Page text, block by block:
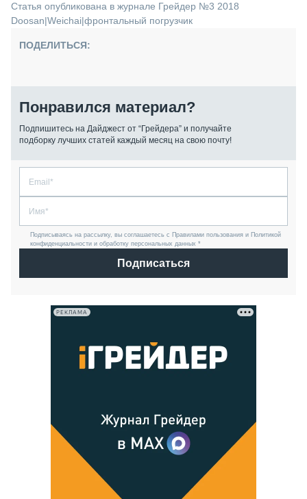
Статья опубликована в журнале Грейдер №3 2018
Doosan|Weichai|фронтальный погрузчик
ПОДЕЛИТЬСЯ:
Понравился материал?
Подпишитесь на Дайджест от “Грейдера” и получайте
подборку лучших статей каждый месяц на свою почту!
Подписываясь на рассылку, вы соглашаетесь с Правилами пользования и Политикой
конфиденциальности и обработку персональных данных *
Подписаться
РЕКЛАМА